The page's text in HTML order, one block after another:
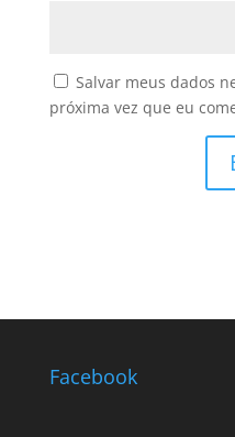
Salvar meus dados
próxima vez que eu
Facebook